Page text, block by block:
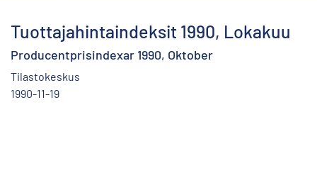
Tuottajahintaindeksit 1990, Lokakuu
Producentprisindexar 1990, Oktober
Tilastokeskus
1990-11-19